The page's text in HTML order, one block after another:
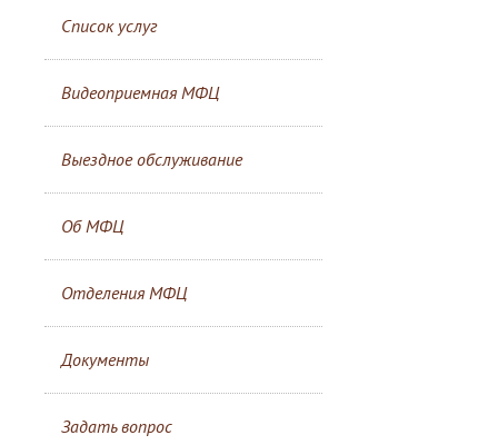
Список услуг
Видеоприемная МФЦ
Выездное обслуживание
Об МФЦ
Отделения МФЦ
Документы
Задать вопрос